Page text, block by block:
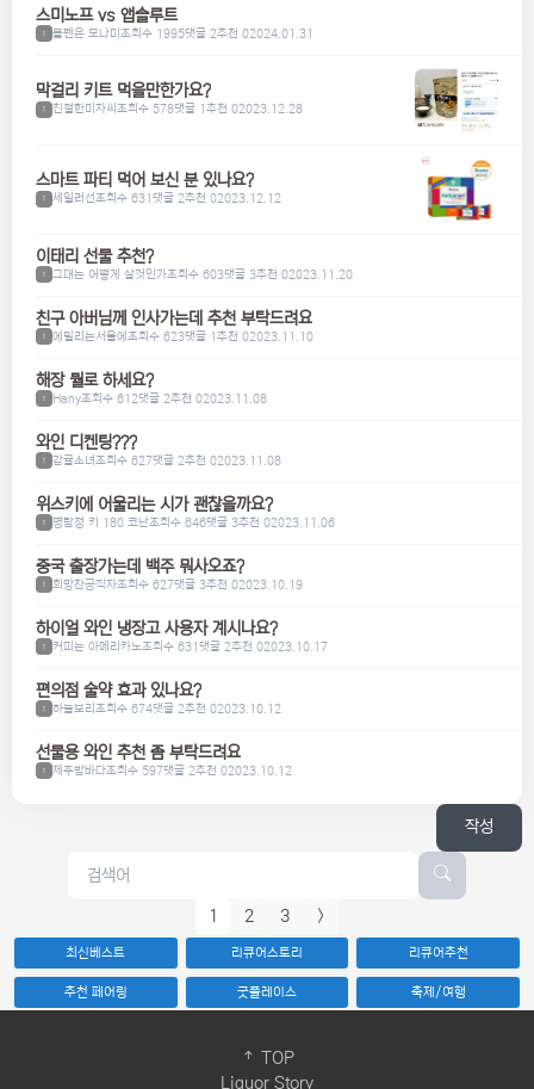
스미노프 vs 앱솔루트
1 볼펜은 모나미 조회수 1995댓글 2추천 02024.01.31
막걸리 키트 먹을만한가요?
1 친절한미자씨 조회수 578댓글 1추천 02023.12.28
스마트 파티 먹어 보신 분 있나요?
1 세일러선조회수 631댓글 2추천 02023.12.12
이태리 선물 추천?
1 그대는 어떻게 살것인가조회수 603댓글 3추천 02023.11.20
친구 아버님께 인사가는데 추천 부탁드려요
1 에밀리는서울에 조회수 623댓글 1추천 02023.11.10
해장 뭘로 하세요?
1 Hany조회수 612댓글 2추천 02023.11.08
와인 디켄팅???
1 감귤소녀조회수 627댓글 2추천 02023.11.08
위스키에 어울리는 시가 괜찮을까요?
1 명탐정 키 180 코난조회수 646댓글 3추천 02023.11.06
중국 출장가는데 백주 뭐사오죠?
1 희망찬공직자조회수 627댓글 3추천 02023.10.19
하이얼 와인 냉장고 사용자 계시나요?
1 커피는 아메리카노조회수 631댓글 2추천 02023.10.17
편의점 술약 효과 있나요?
1 하늘보리조회수 674댓글 2추천 02023.10.12
선물용 와인 추천 좀 부탁드려요
1 제주밤바다조회수 597댓글 2추천 02023.10.12
작성
1 2 3 >
최신베스트 리큐어스토리 리큐어추천
추천 페어링 굿플레이스 축제/여행
Liquor Story
TOP